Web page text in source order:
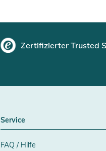
Zertifizierter Trusted
Service
FAQ / Hilfe